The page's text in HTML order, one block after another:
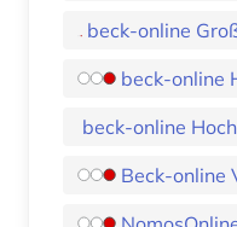
beck-online
beck-online
beck-online
Beck-online